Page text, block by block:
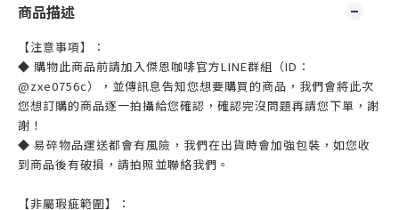
商品描述
【注意事項】：
◆ 購物此商品前請加入傑恩咖啡官方LINE群組（ID：
@zxe0756c），並傳訊息告知您想要購買的商品，我們會將此次
您想訂購的商品逐一拍攝給您確認，確認完沒問題再請您下單，謝
謝！
◆ 易碎物品運送都會有風險，我們在出貨時會加強包裝，如您收
到商品後有破損，請拍照並聯絡我們。
【非屬瑕疵範圍】：